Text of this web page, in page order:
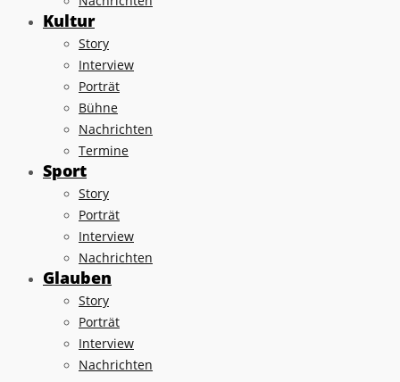
Kultur
Story
Interview
Porträt
Bühne
Nachrichten
Termine
Sport
Story
Porträt
Interview
Nachrichten
Glauben
Story
Porträt
Interview
Nachrichten